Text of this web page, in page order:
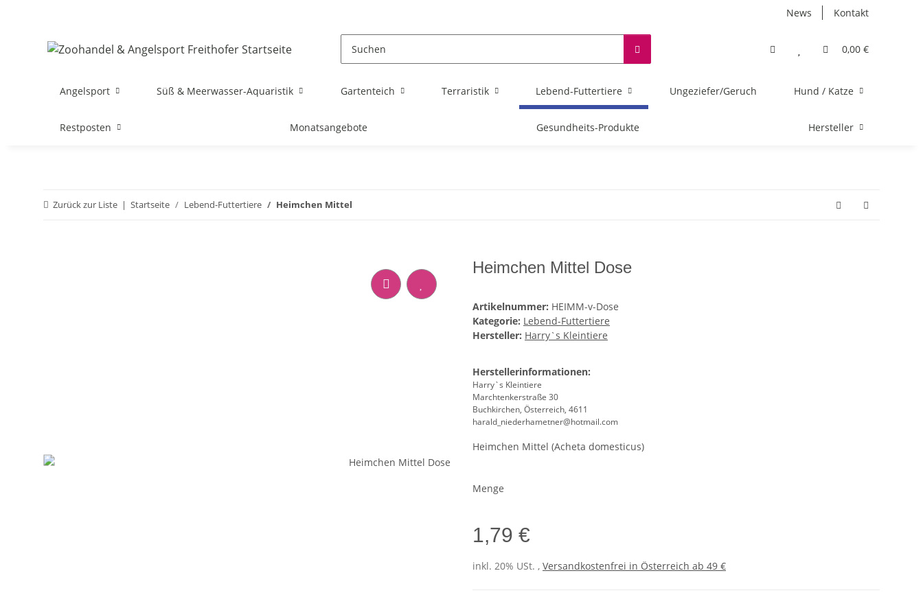
News Kontakt
0,00 €
Angelsport Süß & Meerwasser-Aquaristik Gartenteich Terraristik Lebend-Futtertiere Ungeziefer/Geruch Hund / Katze
Restposten Monatsangebote Gesundheits-Produkte Hersteller
Zurück zur Liste Startseite Lebend-Futtertiere Heimchen Mittel
Heimchen Mittel Dose
Artikelnummer: HEIMM-v-Dose
Kategorie: Lebend-Futtertiere
Hersteller: Harry`s Kleintiere
Herstellerinformationen:
Harry`s Kleintiere
Marchtenkerstraße 30
Buchkirchen, Österreich, 4611
harald_niederhametner@hotmail.com
Heimchen Mittel (Acheta domesticus)
Menge
1,79 €
inkl. 20% USt. , Versandkostenfrei in Österreich ab 49 €